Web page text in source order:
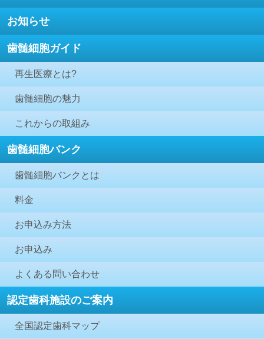
お知らせ
歯髄細胞ガイド
再生医療とは?
歯髄細胞の魅力
これからの取組み
歯髄細胞バンク
歯髄細胞バンクとは
料金
お申込み方法
お申込み
よくある問い合わせ
認定歯科施設のご案内
全国認定歯科マップ